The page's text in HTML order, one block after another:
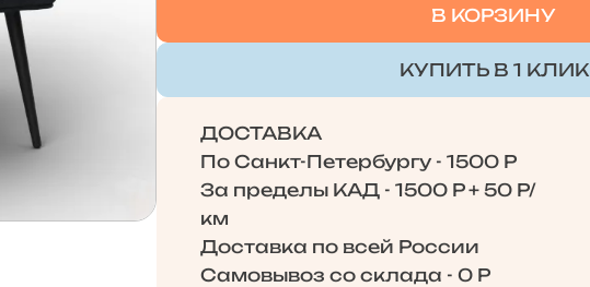
В КОРЗИНУ
КУПИТЬ В 1 КЛИК
ДОСТАВКА
По Санкт-Петербургу - 1500 Р
За пределы КАД - 1500 Р + 50 Р/
км
Доставка по всей России
Самовывоз со склада - 0 Р